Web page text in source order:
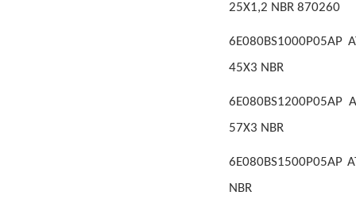
25X1,2 NBR 870260
6E080BS1000P05AP
45X3 NBR
6E080BS1200P05AP
57X3 NBR
6E080BS1500P05AP
NBR